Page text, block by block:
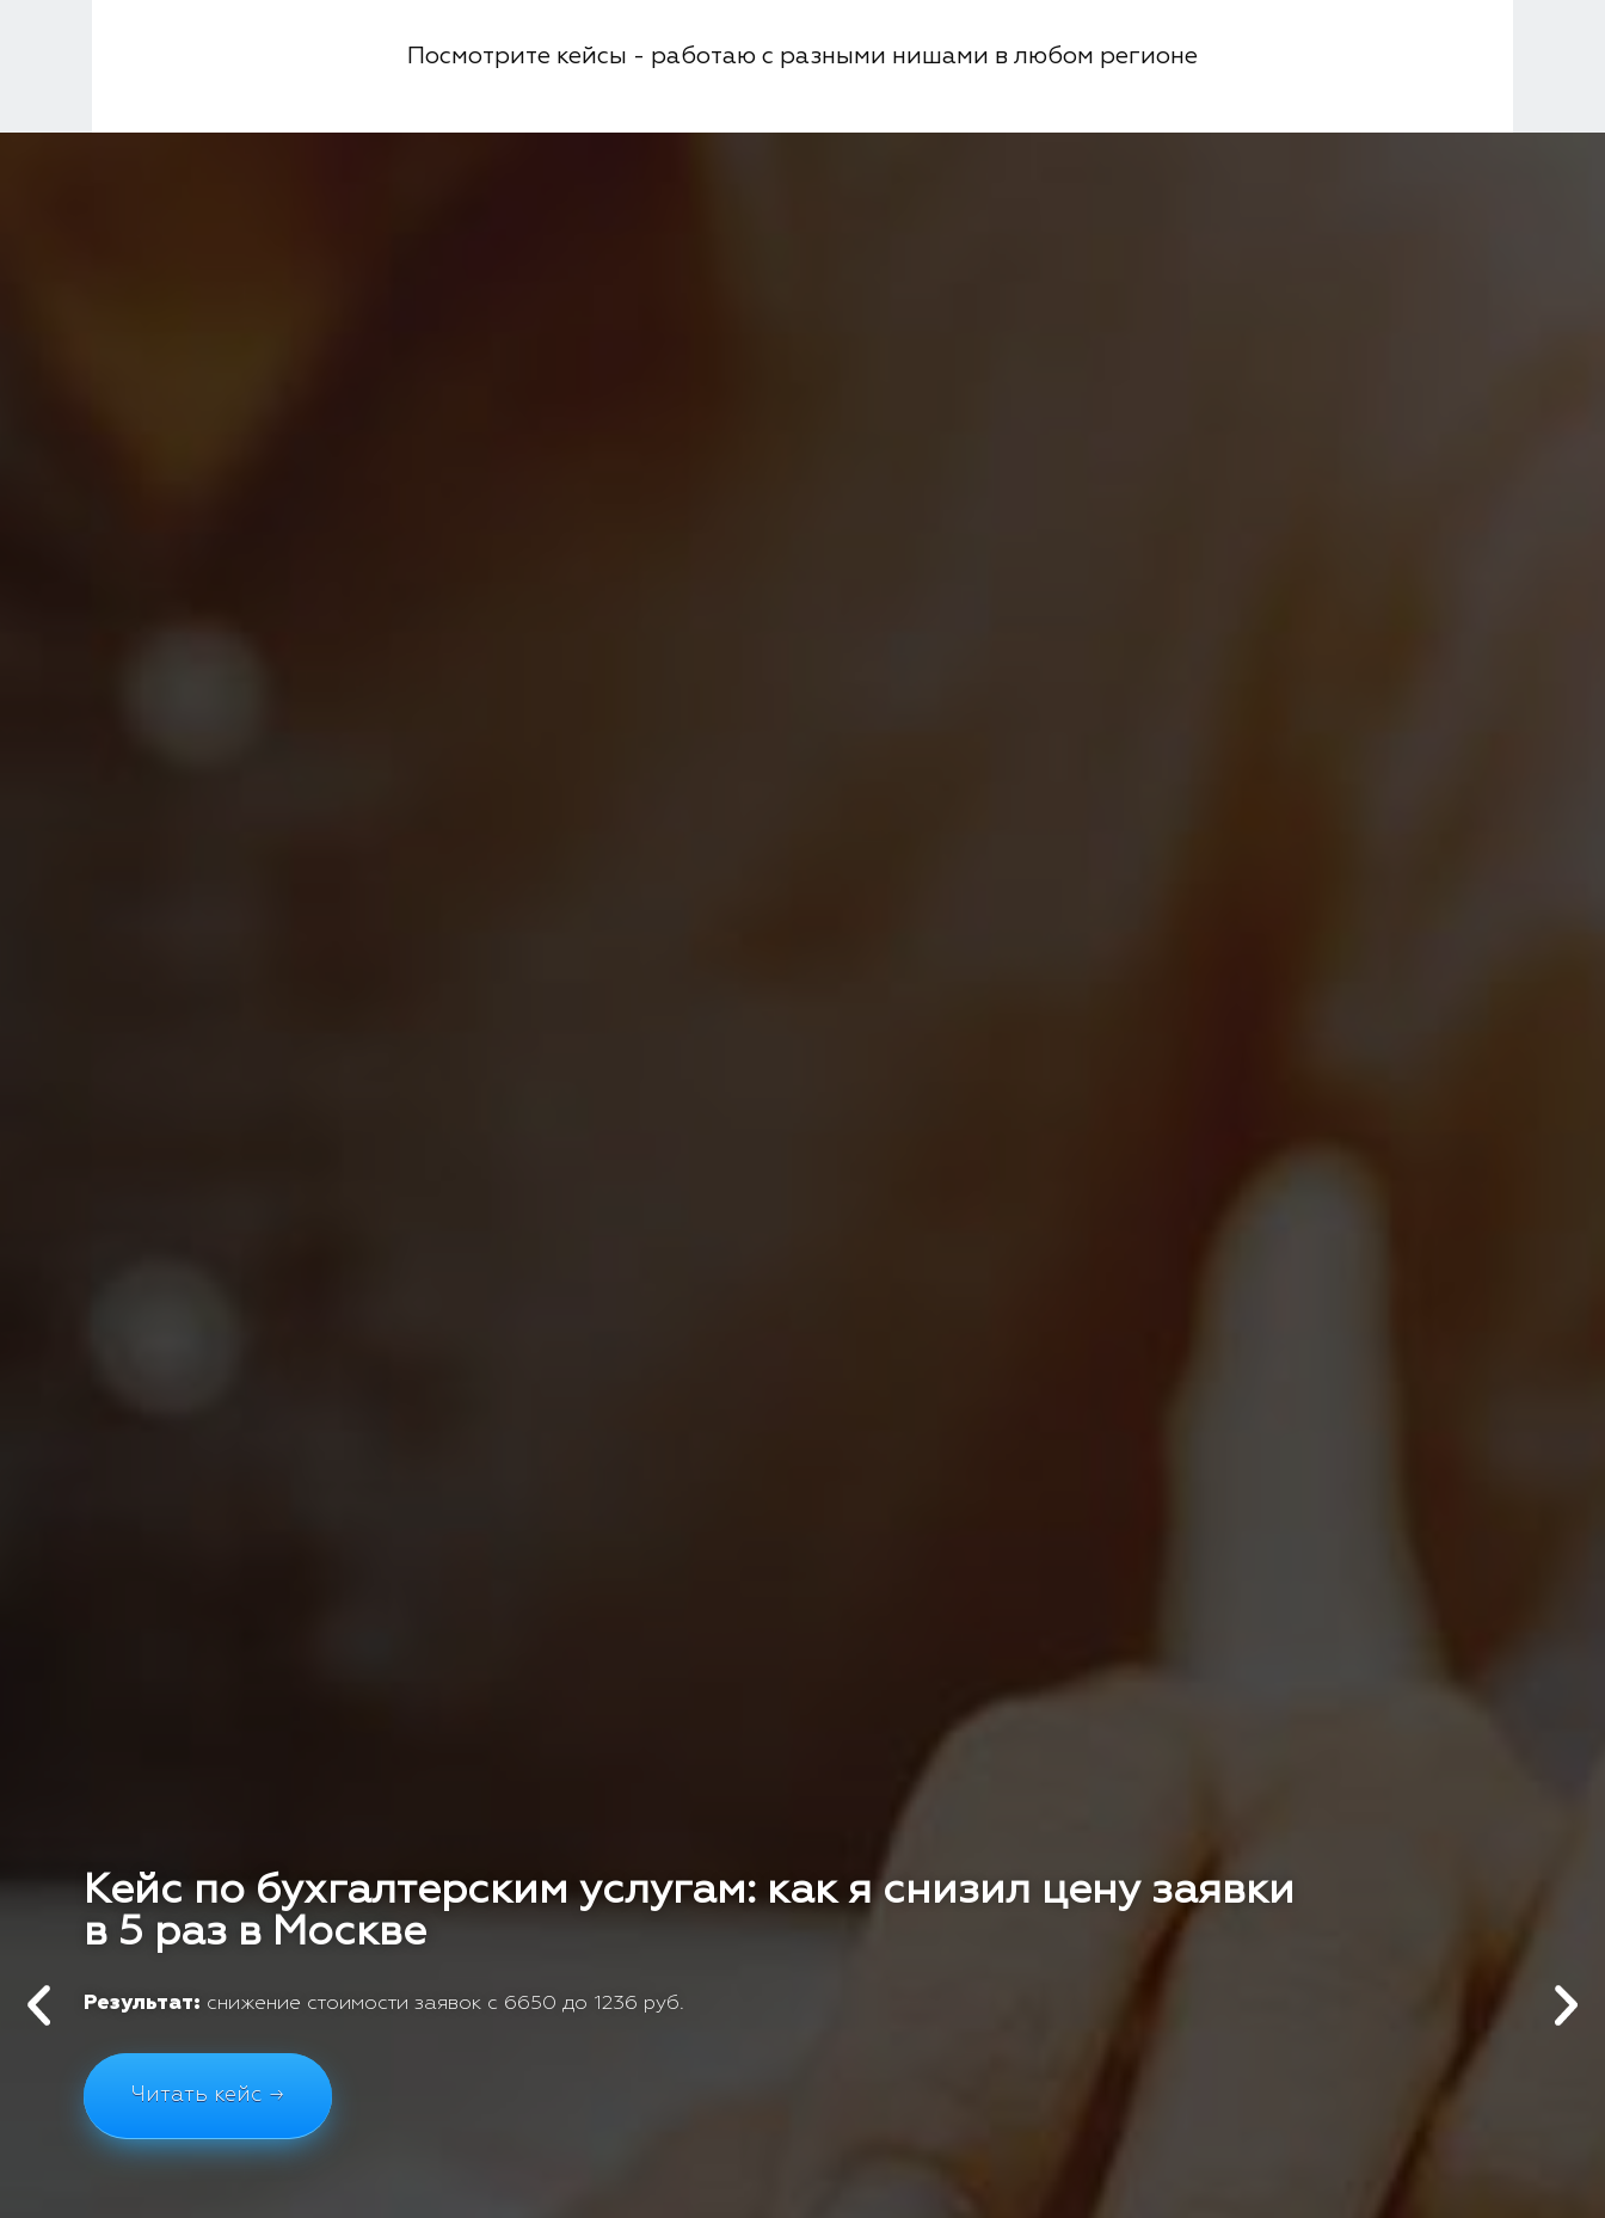
Посмотрите кейсы - работаю с разными нишами в любом регионе
Кейс по бухгалтерским услугам: как я снизил цену заявки
в 5 раз в Москве
Результат: снижение стоимости заявок с 6650 до 1236 руб.
Читать кейс →